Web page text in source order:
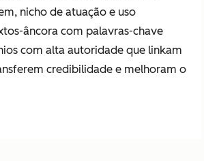
nicho de atuação e uso
âncora com palavras-chave
com alta autoridade que linkam
credibilidade e melhoram o